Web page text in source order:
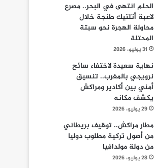
الحلم انتهى في البحر.. مصرع
لاعبة أتلتيك طنجة خلال
محاولة الهجرة نحو سبتة
المحتلة
31 يوليو، 2026
نهاية سعيدة لاختفاء سائح
نرويجي بالمغرب.. تنسيق
أمني بين أكادير ومراكش
يكشف مكانه
29 يوليو، 2026
مطار مراكش.. توقيف بريطاني
من أصول تركية مطلوب دوليا
من دولة مولدافيا
28 يوليو، 2026